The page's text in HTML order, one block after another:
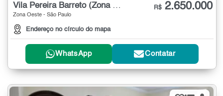
Vila Pereira Barreto (Zona Oeste)
Zona Oeste - São Paulo
Endereço no círculo do mapa
R$ 2.650.000
WhatsApp Contatar